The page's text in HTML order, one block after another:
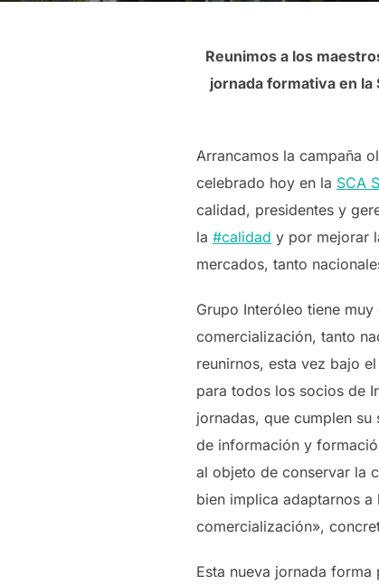
Reunimos a los
jornada formativa en la
Arrancamos la campaña
celebrado hoy en la SCA
calidad, presidentes y
la #calidad y por mejorar
mercados, tanto
Grupo Interóleo tiene
comercialización, tanto
reunirnos, esta vez bajo
para todos los socios de
jornadas, que cumplen
de información y
al objeto de conservar la
bien implica adaptarnos
comercialización»,
Esta nueva jornada